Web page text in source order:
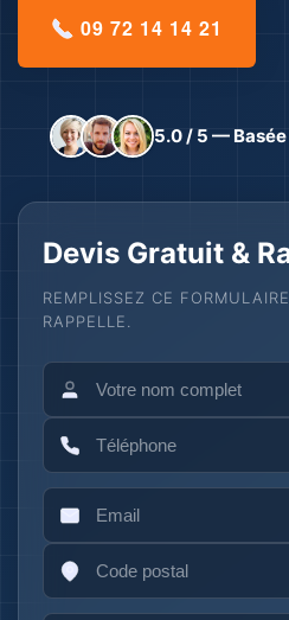
09 72 14 14 21
5.0 / 5 —
Devis Gratuit &
REMPLISSEZ CE
RAPPELLE.